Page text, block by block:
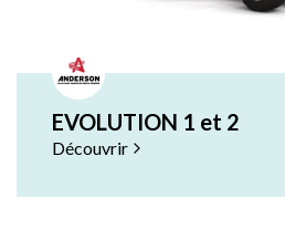
EVOLUTION 1 et 2
Découvrir